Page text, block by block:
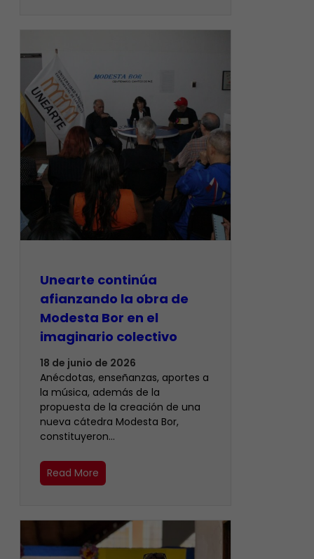
Unearte continúa
afianzando la obra de
Modesta Bor en el
imaginario colectivo
18 de junio de 2026
Anécdotas, enseñanzas, aportes a
la música, además de la
propuesta de la creación de una
nueva cátedra Modesta Bor,
constituyeron…
Read More